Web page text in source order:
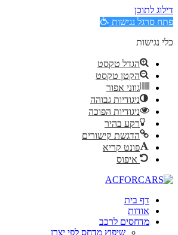
דילוג לתוכן
פתח סרגל נגישות
כלי נגישות
הגדל טקסט
הקטן טקסט
גווני אפור
ניגודיות גבוהה
ניגודיות הפוכה
רקע בהיר
הדגשת קישורים
פונט קריא
איפוס
דלג
דף בית
אודות
מדחסים לרכב
שיפוץ מדחס לפי יצרן